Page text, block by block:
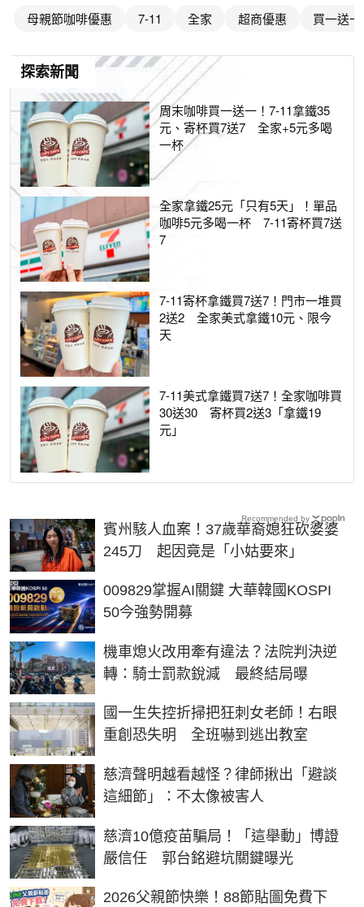
母親節咖啡優惠 7-11 全家 超商優惠 買一送一
探索新聞
周末咖啡買一送一！7-11拿鐵35
元、寄杯買7送7 全家+5元多喝
一杯
全家拿鐵25元「只有5天」！單品
咖啡5元多喝一杯 7-11寄杯買7送
7
7-11寄杯拿鐵買7送7！門市一堆買
2送2 全家美式拿鐵10元、限今
天
7-11美式拿鐵買7送7！全家咖啡買
30送30 寄杯買2送3「拿鐵19
元」
賓州駭人血案！37歲華裔媳狂砍婆婆
245刀 起因竟是「小姑要來」
009829掌握AI關鍵 大華韓國KOSPI
50今強勢開募
PR
機車熄火改用牽有違法？法院判決逆
轉：騎士罰款銳減 最終結局曝
國一生失控折掃把狂刺女老師！右眼
重創恐失明 全班嚇到逃出教室
慈濟聲明越看越怪？律師揪出「避談
這細節」：不太像被害人
慈濟10億疫苗騙局！「這舉動」博證
嚴信任 郭台銘避坑關鍵曝光
2026父親節快樂！88節貼圖免費下
Recommended by